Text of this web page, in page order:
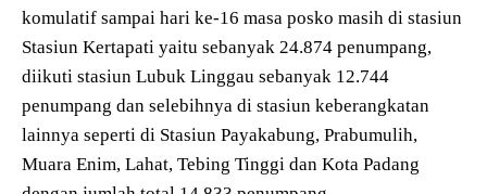
komulatif sampai hari ke-16 masa posko masih di stasiun
Stasiun Kertapati yaitu sebanyak 24.874 penumpang,
diikuti stasiun Lubuk Linggau sebanyak 12.744
penumpang dan selebihnya di stasiun keberangkatan
lainnya seperti di Stasiun Payakabung, Prabumulih,
Muara Enim, Lahat, Tebing Tinggi dan Kota Padang